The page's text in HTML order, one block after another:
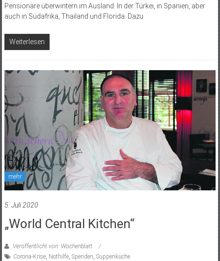
Pensionäre überwintern im Ausland. In der Türkei, in Spanien, aber
auch in Südafrika, Thailand und Florida. Dazu
Weiterlesen
mehr
5. Juli 2020
„World Central Kitchen“
Veröffentlicht von: Wochenblatt
Corona-Krise, Nothilfe, Spenden, Suppenküche